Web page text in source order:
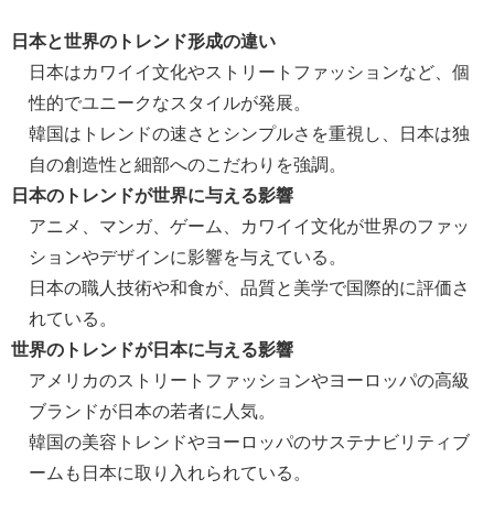
日本と世界のトレンド形成の違い
日本はカワイイ文化やストリートファッションなど、個
性的でユニークなスタイルが発展。
韓国はトレンドの速さとシンプルさを重視し、日本は独
自の創造性と細部へのこだわりを強調。
日本のトレンドが世界に与える影響
アニメ、マンガ、ゲーム、カワイイ文化が世界のファッ
ションやデザインに影響を与えている。
日本の職人技術や和食が、品質と美学で国際的に評価さ
れている。
世界のトレンドが日本に与える影響
アメリカのストリートファッションやヨーロッパの高級
ブランドが日本の若者に人気。
韓国の美容トレンドやヨーロッパのサステナビリティブ
ームも日本に取り入れられている。